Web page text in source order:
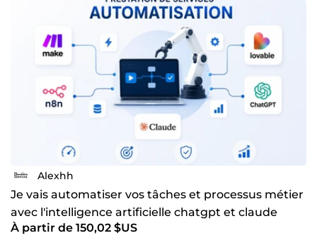
Alexhh
Je vais automatiser vos tâches et processus métier
avec l'intelligence artificielle chatgpt et claude
À partir de 150,02 $US